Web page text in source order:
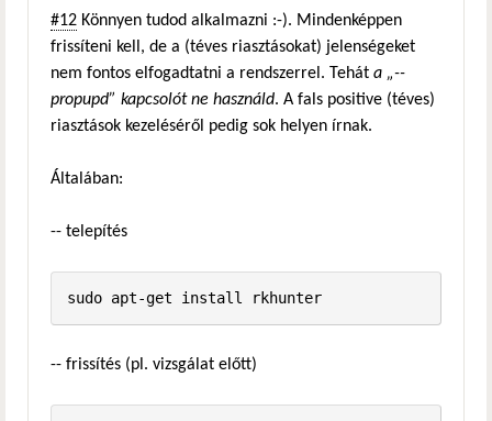
#12 Könnyen tudod alkalmazni :-). Mindenképpen
frissíteni kell, de a (téves riasztásokat) jelenségeket
nem fontos elfogadtatni a rendszerrel. Tehát a „--
propupd” kapcsolót ne használd. A fals positive (téves)
riasztások kezeléséről pedig sok helyen írnak.
Általában:
-- telepítés
sudo apt-get install rkhunter
-- frissítés (pl. vizsgálat előtt)